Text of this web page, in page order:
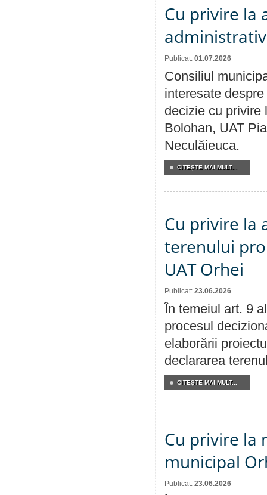
Cu privire la
Publicat: 01.07.2026
Consiliul
interesate
decizie cu privire
Bolohan, UAT
Neculăieuca.
CITEŞTE MAI MULT...
Cu privire la
terenului
UAT Orhei
Publicat: 23.06.2026
În temeiul art. 9
procesul
elaborării
declararea
CITEŞTE MAI MULT...
Cu privire la
municipal
Publicat: 23.06.2026